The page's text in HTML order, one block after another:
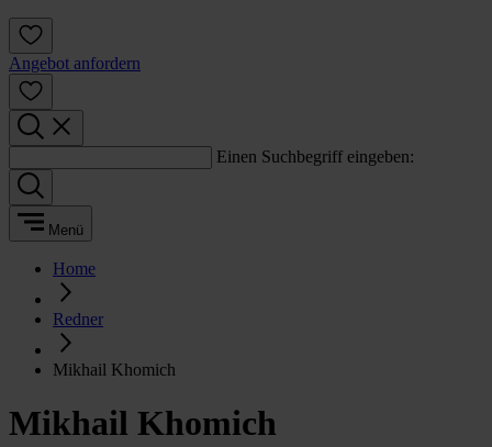
Angebot anfordern
Einen Suchbegriff eingeben:
Menü
Home
Redner
Mikhail Khomich
Mikhail Khomich